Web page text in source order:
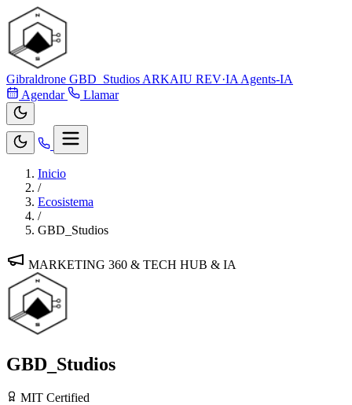
Gibraldrone GBD_Studios ARKAIU REV·IA Agents-IA
Agendar
Llamar
Inicio
/
Ecosistema
/
GBD_Studios
MARKETING 360 & TECH HUB & IA
GBD_Studios
MIT Certified